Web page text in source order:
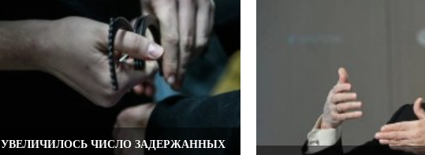
УВЕЛИЧИЛОСЬ ЧИСЛО ЗАДЕРЖАННЫХ